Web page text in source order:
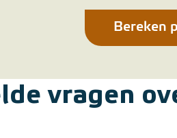
Bereken
vragen